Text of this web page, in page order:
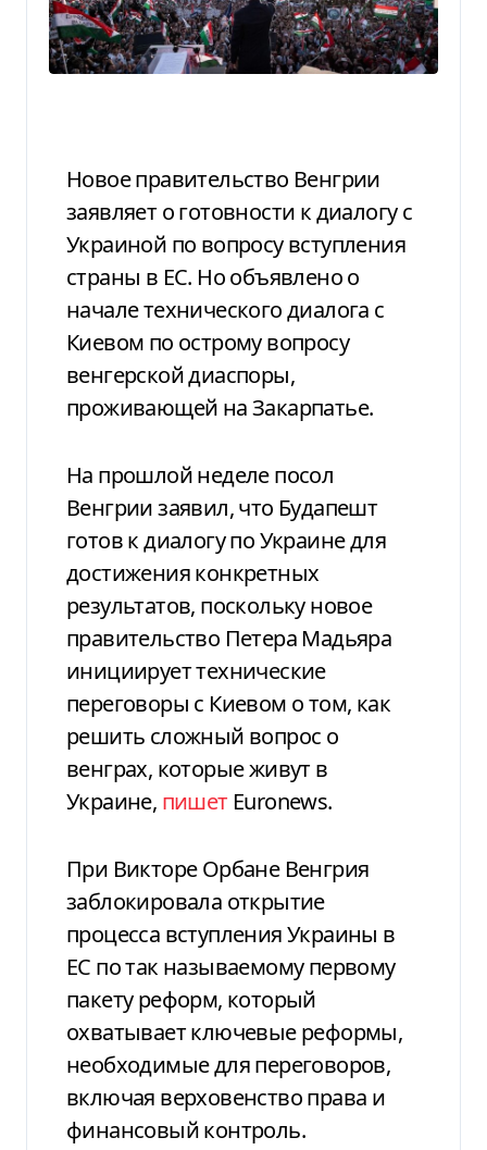
Новое правительство Венгрии
заявляет о готовности к диалогу с
Украиной по вопросу вступления
страны в ЕС. Но объявлено о
начале технического диалога с
Киевом по острому вопросу
венгерской диаспоры,
проживающей на Закарпатье.
На прошлой неделе посол
Венгрии заявил, что Будапешт
готов к диалогу по Украине для
достижения конкретных
результатов, поскольку новое
правительство Петера Мадьяра
инициирует технические
переговоры с Киевом о том, как
решить сложный вопрос о
венграх, которые живут в
Украине, пишет Euronews.
При Викторе Орбане Венгрия
заблокировала открытие
процесса вступления Украины в
ЕС по так называемому первому
пакету реформ, который
охватывает ключевые реформы,
необходимые для переговоров,
включая верховенство права и
финансовый контроль.